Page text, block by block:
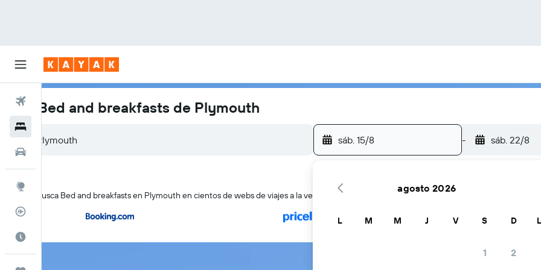
Vuelos
Los Bed and breakfasts de Plymouth
sáb. 15/8 - sáb. 22/8
KAYAK busca Bed and breakfasts en Plymouth en cientos de webs de viajes a la vez
agosto 2026
L M M J V S D
1 2
L